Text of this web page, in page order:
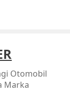
Otomobil
Marka